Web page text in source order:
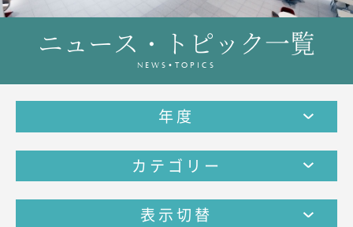
教育の特色・紹介
教育課程
教科学習
ニュース・トピック一覧
NEWS•TOPICS
年度
カテゴリー
表示切替